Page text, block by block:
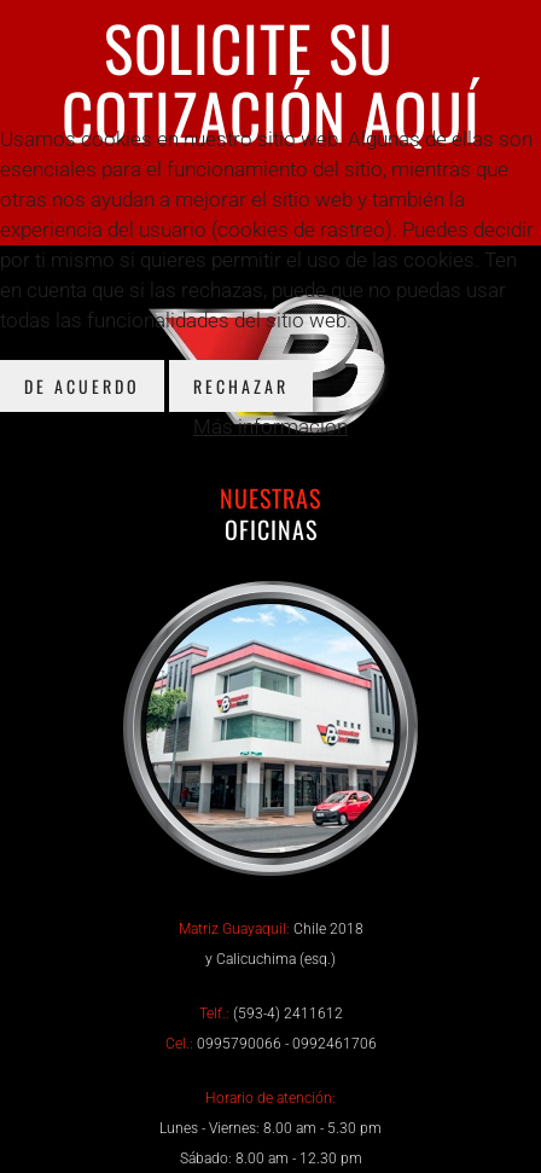
SOLICITE SU
COTIZACIÓN AQUÍ
NUESTRAS
OFICINAS
Matriz Guayaquil: Chile 2018
y Calicuchima (esq.)
Telf.: (593-4) 2411612
Cel.: 0995790066 - 0992461706
Horario de atención:
Lunes - Viernes: 8.00 am - 5.30 pm
Sábado: 8.00 am - 12.30 pm
Usamos cookies en nuestro sitio web. Algunas de ellas son
esenciales para el funcionamiento del sitio, mientras que
otras nos ayudan a mejorar el sitio web y también la
experiencia del usuario (cookies de rastreo). Puedes decidir
por ti mismo si quieres permitir el uso de las cookies. Ten
en cuenta que si las rechazas, puede que no puedas usar
todas las funcionalidades del sitio web.
DE ACUERDO RECHAZAR
Más información